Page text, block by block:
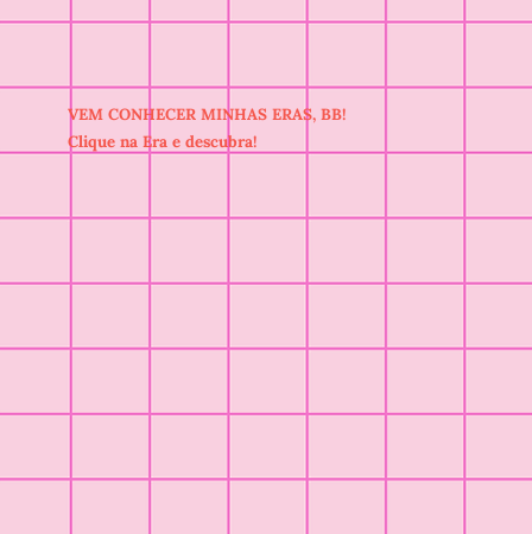
VEM CONHECER MINHAS ERAS, BB!
Clique na Era e descubra!